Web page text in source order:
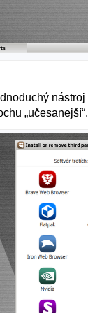
„učesanejší“.